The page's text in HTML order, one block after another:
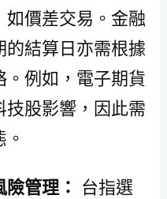
價差交易。金融
結算日亦需根據
例如，電子期貨
股影響，因此需
管理： 台指選